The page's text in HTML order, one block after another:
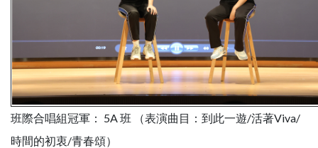
班際合唱組冠軍： 5A 班 （表演曲目：到此一遊/活著Viva/
時間的初衷/青春頌）